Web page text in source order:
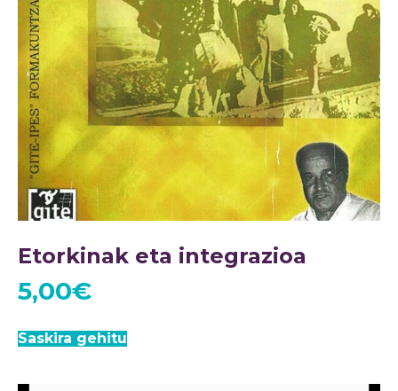
Etorkinak eta integrazioa
5,00€
Saskira gehitu